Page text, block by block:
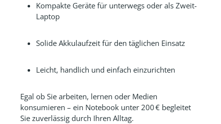
Kompakte Geräte für unterwegs oder als Zweit-
Laptop
Solide Akkulaufzeit für den täglichen Einsatz
Leicht, handlich und einfach einzurichten
Egal ob Sie arbeiten, lernen oder Medien
konsumieren – ein Notebook unter 200 € begleitet
Sie zuverlässig durch Ihren Alltag.